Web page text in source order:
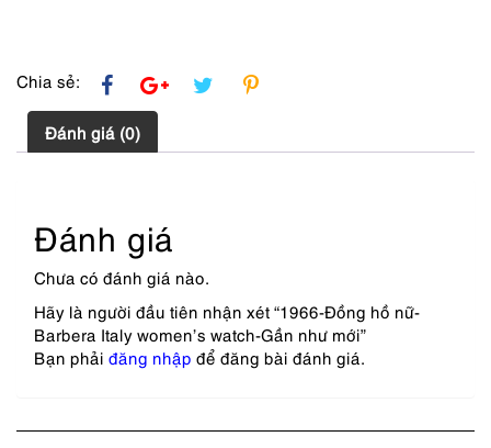
Chia sẻ:
Đánh giá (0)
Đánh giá
Chưa có đánh giá nào.
Hãy là người đầu tiên nhận xét “1966-Đồng hồ nữ-
Barbera Italy women’s watch-Gần như mới”
Bạn phải đăng nhập để đăng bài đánh giá.